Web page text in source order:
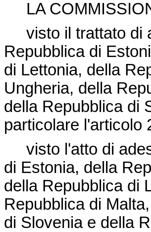
LA
visto il trattato di
Repubblica di
di Lettonia, della
Ungheria, della
della Repubblica di
particolare l'articolo
visto l'atto di
di Estonia, della
della Repubblica di
Repubblica di
di Slovenia e della